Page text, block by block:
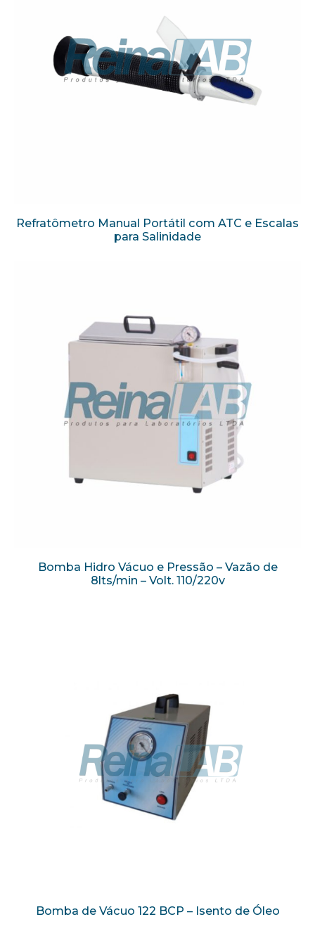
Refratômetro Manual Portátil com ATC e Escalas
para Salinidade
Bomba Hidro Vácuo e Pressão – Vazão de
8lts/min – Volt. 110/220v
Bomba de Vácuo 122 BCP – Isento de Óleo